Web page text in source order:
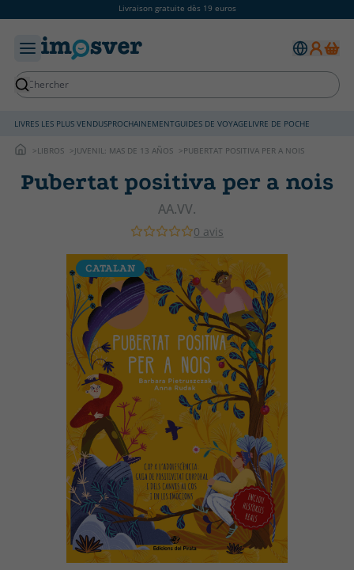
Livraison gratuite dès 19 euros
LIVRES LES PLUS VENDUSPROCHAINEMENTGUIDES DE VOYAGELIVRE DE POCHE
LIBROS JUVENIL: MAS DE 13 AÑOS PUBERTAT POSITIVA PER A NOIS
Pubertat positiva per a nois
AA.VV.
0 avis
CATALAN